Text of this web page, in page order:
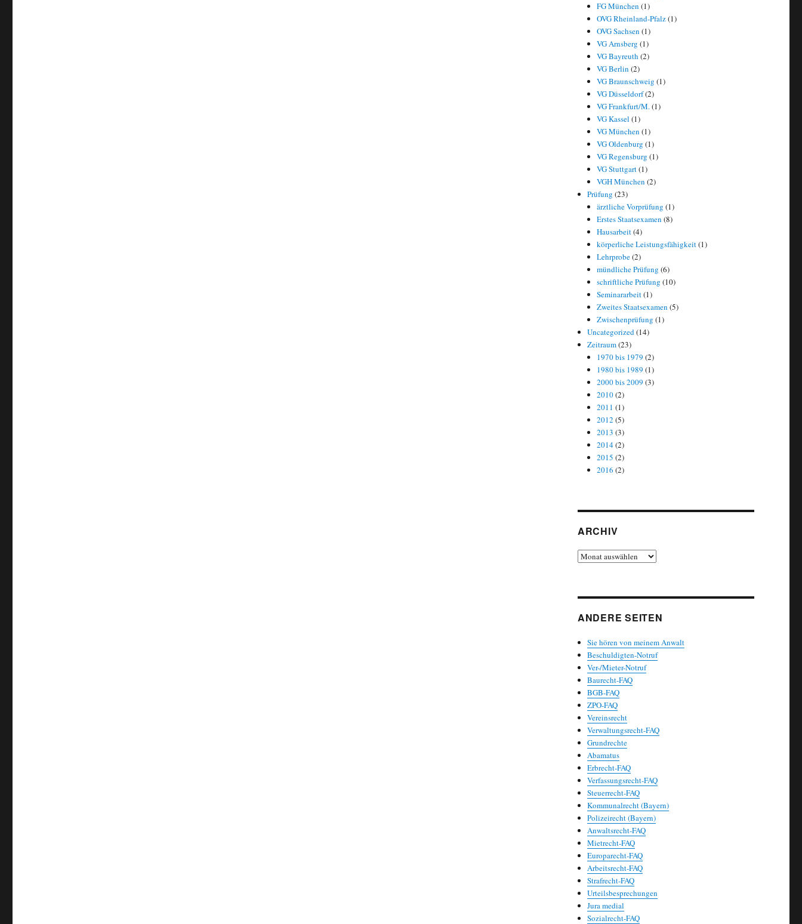
FG München (1)
OVG Rheinland-Pfalz(1)
OVG Sachsen (1)
VG Arnsberg (1)
VG Bayreuth (2)
VG Berlin (2)
VG Braunschweig (1)
VG Düsseldorf(2)
VG Frankfurt/M.(1)
VG Kassel (1)
VG München (1)
VG Oldenburg (1)
VG Regensburg (1)
VG Stuttgart(1)
VGH München (2)
Prüfung (23)
ärztliche Vorprüfung (1)
Erstes Staatsexamen (8)
Hausarbeit(4)
körperliche Leistungsfähigkeit(1)
Lehrprobe(2)
mündliche Prüfung (6)
schriftliche Prüfung (10)
Seminararbeit(1)
Zweites Staatsexamen (5)
Zwischenprüfung (1)
Uncategorized(14)
Zeitraum(23)
1970 bis 1979 (2)
1980 bis 1989 (1)
2000 bis 2009 (3)
2010(2)
2011 (1)
2012 (5)
2013 (3)
2014(2)
2015 (2)
2016 (2)
ARCHIV
Archiv
ANDERE SEITEN
Sie hören von meinem Anwalt
Beschuldigten-Notruf
Ver-/Mieter-Notruf
Baurecht-FAQ
BGB-FAQ
ZPO-FAQ
Vereinsrecht
Verwaltungsrecht-FAQ
Grundrechte
Abamatus
Erbrecht-FAQ
Verfassungsrecht-FAQ
Steuerrecht-FAQ
Kommunalrecht (Bayern)
Polizeirecht (Bayern)
Anwaltsrecht-FAQ
Mietrecht-FAQ
Europarecht-FAQ
Arbeitsrecht-FAQ
Strafrecht-FAQ
Urteilsbesprechungen
Jura medial
Sozialrecht-FAQ